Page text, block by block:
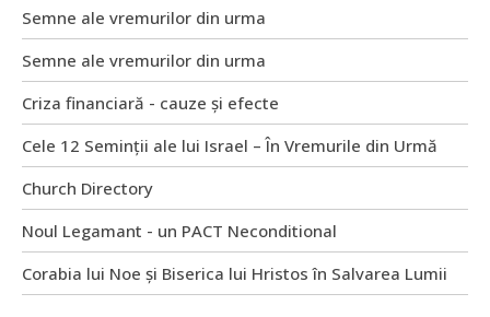
Semne ale vremurilor din urma
Semne ale vremurilor din urma
Criza financiară - cauze și efecte
Cele 12 Seminții ale lui Israel – În Vremurile din Urmă
Church Directory
Noul Legamant - un PACT Neconditional
Corabia lui Noe și Biserica lui Hristos în Salvarea Lumii